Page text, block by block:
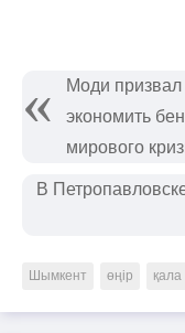
​Моди
экономить
мирового
В
Шымкент өңір қала